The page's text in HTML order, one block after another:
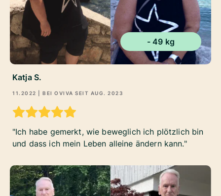
- 49 kg
Katja S.
11.2022 | BEI OVIVA SEIT AUG. 2023
Ich habe gemerkt, wie beweglich ich plötzlich bin
und dass ich mein Leben alleine ändern kann.